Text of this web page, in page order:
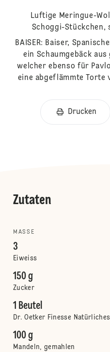
Luftige Meringue-
Schoggi-Stückchen,
BAISER: Baiser,
ein Schaumgebäck
welcher ebenso für
eine abgeflämmte Torte
Drucken
Zutaten
MASSE
3
Eiweiss
150 g
Zucker
1 Beutel
Dr. Oetker Finesse
100 g
Mandeln, gemahlen